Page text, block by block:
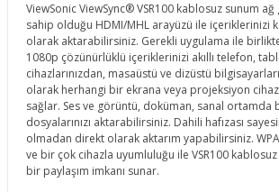
ViewSonic ViewSync® VSR100 kablosuz sunum
sahip olduğu HDMI/MHL arayüzü ile içeriklerinizi
olarak aktarabilirsiniz. Gerekli uygulama ile birlikte
1080p çözünürlüklü içeriklerinizi akıllı telefon,
cihazlarınızdan, masaüstü ve dizüstü
olarak herhangi bir ekrana veya projeksiyon
sağlar. Ses ve görüntü, doküman, sanal ortamda
dosyalarınızı aktarabilirsiniz. Dahili hafızası
olmadan direkt olarak aktarım yapabilirsiniz.
ve bir çok cihazla uyumluluğu ile VSR100
bir paylaşım imkanı sunar.